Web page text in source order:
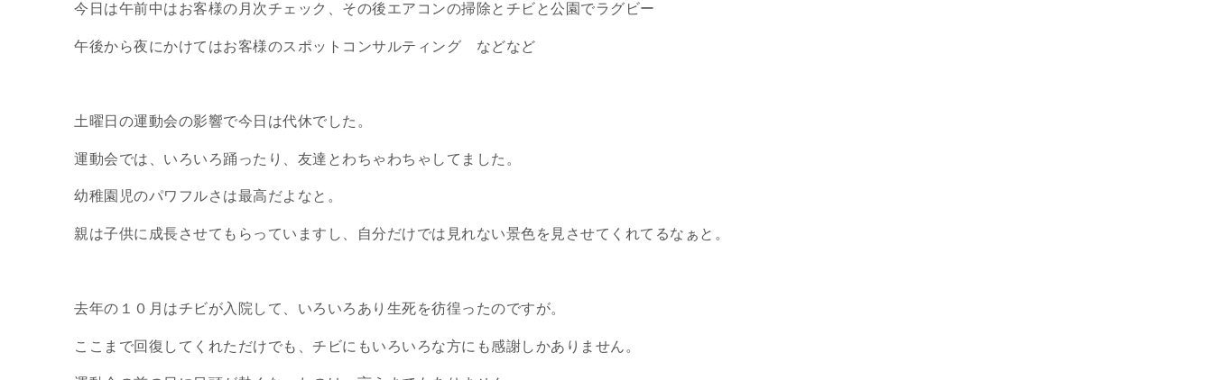
今日は午前中はお客様の月次チェック、その後エアコンの掃除とチビと公園でラグビー
午後から夜にかけてはお客様のスポットコンサルティング などなど
土曜日の運動会の影響で今日は代休でした。
運動会では、いろいろ踊ったり、友達とわちゃわちゃしてました。
幼稚園児のパワフルさは最高だよなと。
親は子供に成長させてもらっていますし、自分だけでは見れない景色を見させてくれてるなぁと。
去年の１０月はチビが入院して、いろいろあり生死を彷徨ったのですが。
ここまで回復してくれただけでも、チビにもいろいろな方にも感謝しかありません。